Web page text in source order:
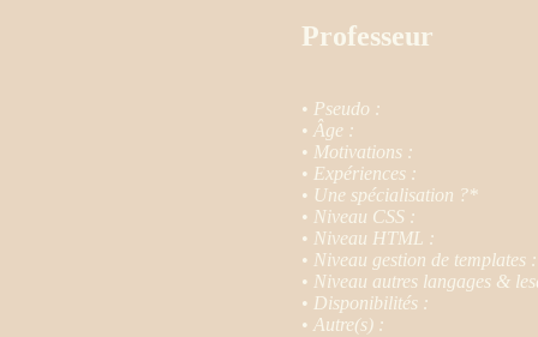
Professeur
• Pseudo :
• Âge :
• Motivations :
• Expériences :
• Une spécialisation ?*
• Niveau CSS :
• Niveau HTML :
• Niveau gestion de templates :
• Niveau autres langages &
• Disponibilités :
• Autre(s) :